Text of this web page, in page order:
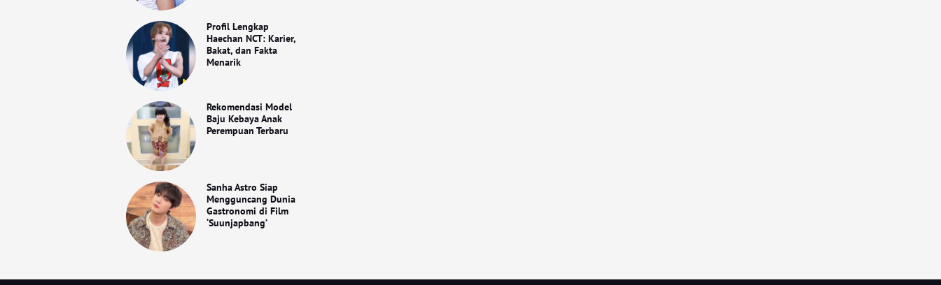
Profil Lengkap
Haechan NCT: Karier,
Bakat, dan Fakta
Menarik
Rekomendasi Model
Baju Kebaya Anak
Perempuan Terbaru
Sanha Astro Siap
Mengguncang Dunia
Gastronomi di Film
‘Suunjapbang’